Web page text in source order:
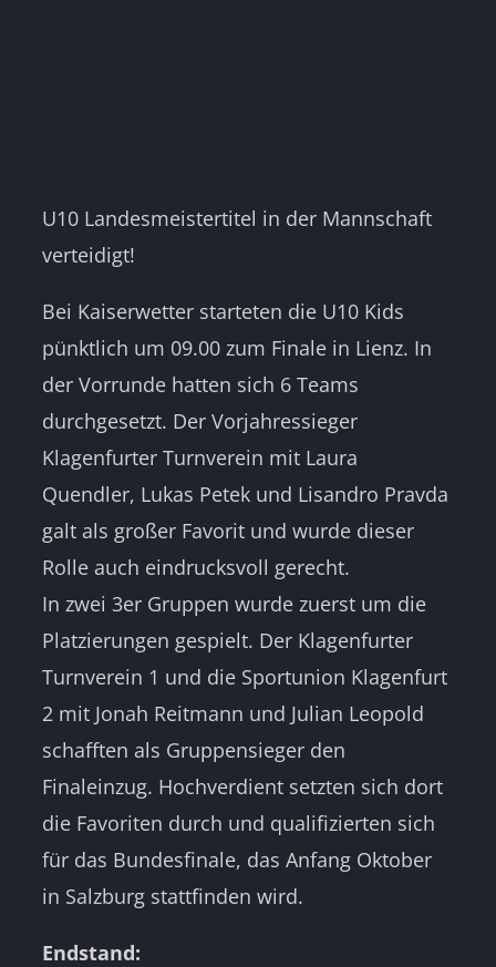
U10 Landesmeistertitel in der Mannschaft
verteidigt!
Bei Kaiserwetter starteten die U10 Kids
pünktlich um 09.00 zum Finale in Lienz. In
der Vorrunde hatten sich 6 Teams
durchgesetzt. Der Vorjahressieger
Klagenfurter Turnverein mit Laura
Quendler, Lukas Petek und Lisandro Pravda
galt als großer Favorit und wurde dieser
Rolle auch eindrucksvoll gerecht.
In zwei 3er Gruppen wurde zuerst um die
Platzierungen gespielt. Der Klagenfurter
Turnverein 1 und die Sportunion Klagenfurt
2 mit Jonah Reitmann und Julian Leopold
schafften als Gruppensieger den
Finaleinzug. Hochverdient setzten sich dort
die Favoriten durch und qualifizierten sich
für das Bundesfinale, das Anfang Oktober
in Salzburg stattfinden wird.
Endstand: